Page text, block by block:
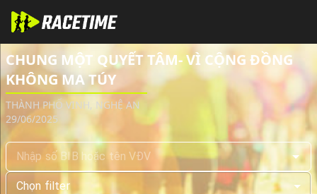
CHUNG MỘT QUYẾT TÂM- VÌ CỘNG ĐỒNG
KHÔNG MA TÚY
THÀNH PHỐ VINH, NGHỆ AN
29/06/2025
Chọn filter
Tra cứu kết quả giải chạy CHUNG MỘT QUYẾT TÂM- VÌ